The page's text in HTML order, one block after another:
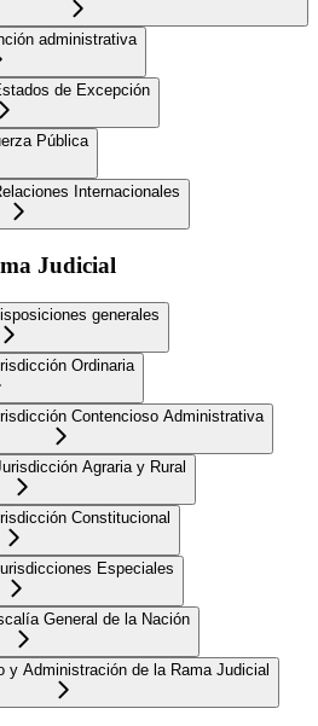
administrativa
de Excepción
Pública
Internacionales
Judicial
generales
Ordinaria
Contencioso Administrativa
Agraria y Rural
Constitucional
Especiales
General de la Nación
y Administración de la Rama Judicial